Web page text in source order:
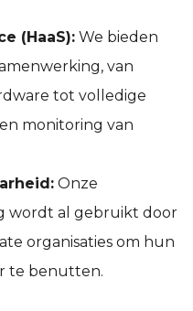
(HaaS): We bieden
van
tot volledige
monitoring van
Onze
wordt al gebruikt door
organisaties om hun
te benutten.